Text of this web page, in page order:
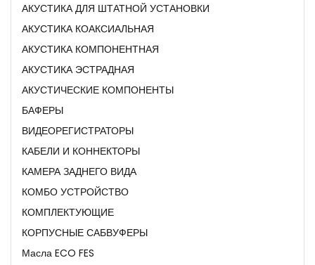
АКУСТИКА ДЛЯ ШТАТНОЙ УСТАНОВКИ
АКУСТИКА КОАКСИАЛЬНАЯ
АКУСТИКА КОМПОНЕНТНАЯ
АКУСТИКА ЭСТРАДНАЯ
АКУСТИЧЕСКИЕ КОМПОНЕНТЫ
БАФЕРЫ
ВИДЕОРЕГИСТРАТОРЫ
КАБЕЛИ И КОННЕКТОРЫ
КАМЕРА ЗАДНЕГО ВИДА
КОМБО УСТРОЙСТВО
КОМПЛЕКТУЮЩИЕ
КОРПУСНЫЕ САБВУФЕРЫ
Масла ECO FES